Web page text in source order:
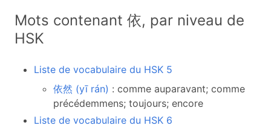
Mots contenant 依, par niveau de
HSK
Liste de vocabulaire du HSK 5
依然 (yī rán) : comme auparavant; comme
précédemmens; toujours; encore
Liste de vocabulaire du HSK 6